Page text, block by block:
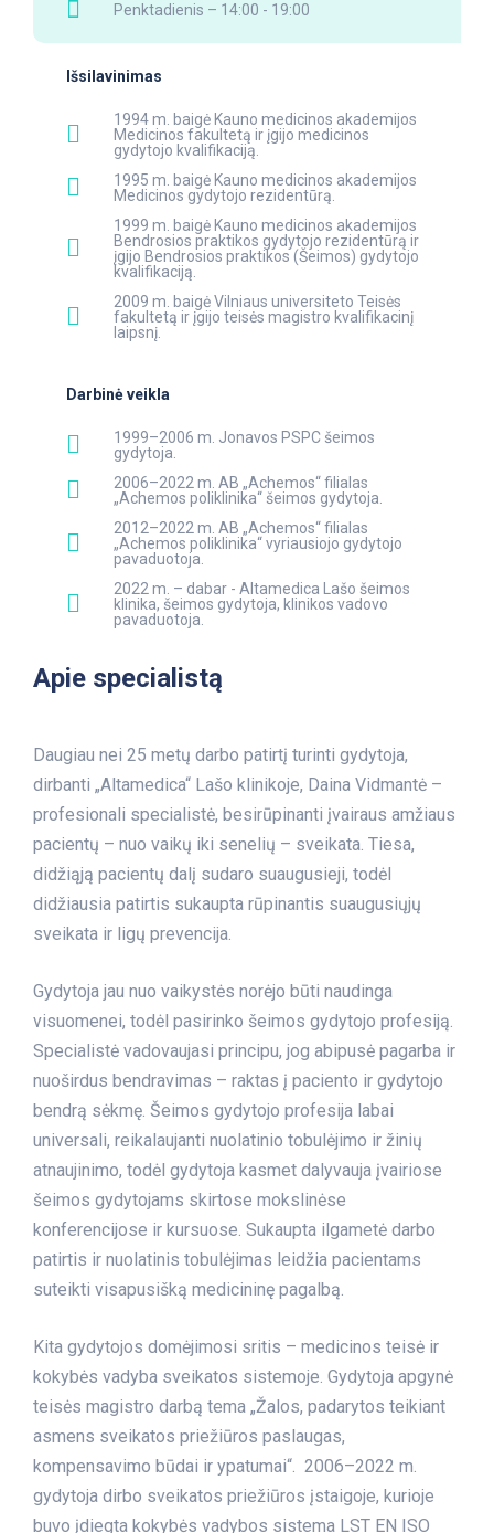
Penktadienis – 14:00 - 19:00
Išsilavinimas
1994 m. baigė Kauno medicinos akademijos
Medicinos fakultetą ir įgijo medicinos
gydytojo kvalifikaciją.
1995 m. baigė Kauno medicinos akademijos
Medicinos gydytojo rezidentūrą.
1999 m. baigė Kauno medicinos akademijos
Bendrosios praktikos gydytojo rezidentūrą ir
įgijo Bendrosios praktikos (Šeimos) gydytojo
kvalifikaciją.
2009 m. baigė Vilniaus universiteto Teisės
fakultetą ir įgijo teisės magistro kvalifikacinį
laipsnį.
Darbinė veikla
1999–2006 m. Jonavos PSPC šeimos
gydytoja.
2006–2022 m. AB „Achemos“ filialas
„Achemos poliklinika“ šeimos gydytoja.
2012–2022 m. AB „Achemos“ filialas
„Achemos poliklinika“ vyriausiojo gydytojo
pavaduotoja.
2022 m. – dabar - Altamedica Lašo šeimos
klinika, šeimos gydytoja, klinikos vadovo
pavaduotoja.
Apie specialistą
Daugiau nei 25 metų darbo patirtį turinti gydytoja,
dirbanti „Altamedica“ Lašo klinikoje, Daina Vidmantė –
profesionali specialistė, besirūpinanti įvairaus amžiaus
pacientų – nuo vaikų iki senelių – sveikata. Tiesa,
didžiąją pacientų dalį sudaro suaugusieji, todėl
didžiausia patirtis sukaupta rūpinantis suaugusiųjų
sveikata ir ligų prevencija.
Gydytoja jau nuo vaikystės norėjo būti naudinga
visuomenei, todėl pasirinko šeimos gydytojo profesiją.
Specialistė vadovaujasi principu, jog abipusė pagarba ir
nuoširdus bendravimas – raktas į paciento ir gydytojo
bendrą sėkmę. Šeimos gydytojo profesija labai
universali, reikalaujanti nuolatinio tobulėjimo ir žinių
atnaujinimo, todėl gydytoja kasmet dalyvauja įvairiose
šeimos gydytojams skirtose mokslinėse
konferencijose ir kursuose. Sukaupta ilgametė darbo
patirtis ir nuolatinis tobulėjimas leidžia pacientams
suteikti visapusišką medicininę pagalbą.
Kita gydytojos domėjimosi sritis – medicinos teisė ir
kokybės vadyba sveikatos sistemoje. Gydytoja apgynė
teisės magistro darbą tema „Žalos, padarytos teikiant
asmens sveikatos priežiūros paslaugas,
kompensavimo būdai ir ypatumai“. 2006–2022 m.
gydytoja dirbo sveikatos priežiūros įstaigoje, kurioje
buvo įdiegta kokybės vadybos sistema LST EN ISO